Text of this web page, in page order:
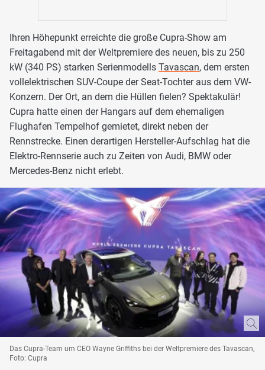
Ihren Höhepunkt erreichte die große Cupra-Show am
Freitagabend mit der Weltpremiere des neuen, bis zu 250
kW (340 PS) starken Serienmodells Tavascan, dem ersten
vollelektrischen SUV-Coupe der Seat-Tochter aus dem VW-
Konzern. Der Ort, an dem die Hüllen fielen? Spektakulär!
Cupra hatte einen der Hangars auf dem ehemaligen
Flughafen Tempelhof gemietet, direkt neben der
Rennstrecke. Einen derartigen Hersteller-Aufschlag hat die
Elektro-Rennserie auch zu Zeiten von Audi, BMW oder
Mercedes-Benz nicht erlebt.
Das Cupra-Team um CEO Wayne Griffiths bei der Weltpremiere des Tavascan,
Foto: Cupra